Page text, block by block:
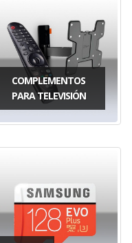
COMPLEMENTOS
PARA TELEVISIÓN